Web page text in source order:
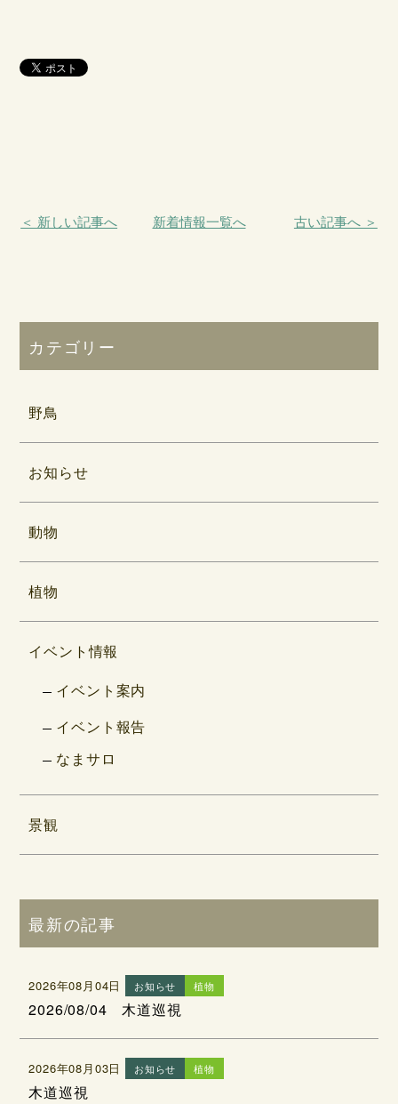
＜ 新しい記事へ 新着情報一覧へ 古い記事へ ＞
カテゴリー
野鳥
お知らせ
動物
植物
イベント情報
イベント案内
イベント報告
なまサロ
景観
最新の記事
2026年08月04日 お知らせ 植物
2026/08/04 木道巡視
2026年08月03日 お知らせ 植物
木道巡視